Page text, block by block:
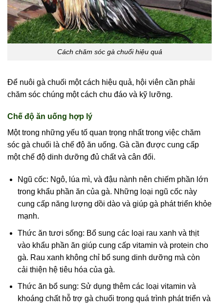
Cách chăm sóc gà chuối hiệu quả
Để nuôi gà chuối một cách hiệu quả, hội viên cần phải
chăm sóc chúng một cách chu đáo và kỹ lưỡng.
Chế độ ăn uống hợp lý
Một trong những yếu tố quan trọng nhất trong việc chăm
sóc gà chuối là chế độ ăn uống. Gà cần được cung cấp
một chế độ dinh dưỡng đủ chất và cân đối.
Ngũ cốc: Ngô, lúa mì, và đậu nành nên chiếm phần lớn
trong khẩu phần ăn của gà. Những loại ngũ cốc này
cung cấp năng lượng dồi dào và giúp gà phát triển khỏe
mạnh.
Thức ăn tươi sống: Bổ sung các loại rau xanh và thịt
vào khẩu phần ăn giúp cung cấp vitamin và protein cho
gà. Rau xanh không chỉ bổ sung dinh dưỡng mà còn
cải thiện hệ tiêu hóa của gà.
Thức ăn bổ sung: Sử dụng thêm các loại vitamin và
khoáng chất hỗ trợ gà chuối trong quá trình phát triển và